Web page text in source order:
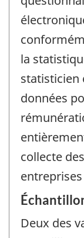
la
statisticien
données
collecte
Deux des